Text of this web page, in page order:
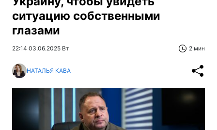
ситуацию собственными
глазами
22:14 03.06.2025 Вт 2 мин
НАТАЛЬЯ КАВА